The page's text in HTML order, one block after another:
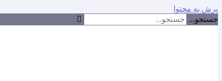
پرش به محتوا
جستجو...